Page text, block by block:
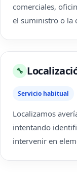
comerciales,
el suministro o la
🔧
Servicio habitual
Localizamos
intentando
intervenir en